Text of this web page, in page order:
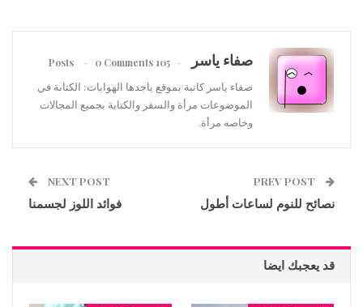
صفاء ياسر 105 Posts
0 Comments
صفاء ياسر كاتبة بموقع ياجدها الهوايات: الكتابة في
الموضوعات مرأة والسفر والكتابة بجميع المجالات
وخاصه مرأة.
نصائح للنوم لساعات أطول
NEXT POST
فوائد اللوز لجسمنا
قد يعجبك ايضا